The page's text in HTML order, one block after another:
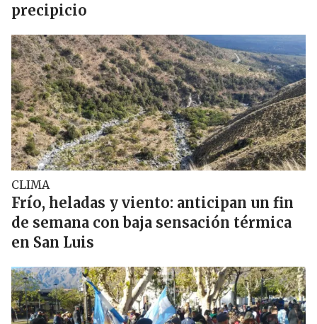
precipicio
CLIMA
Frío, heladas y viento: anticipan un fin
de semana con baja sensación térmica
en San Luis